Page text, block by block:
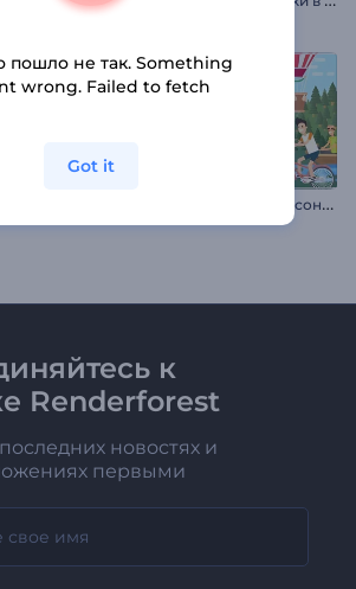
Н
абор: Приключения персонажа
к
Renderforest
новостях и
первыми
пошло не так. Something
wrong. Failed to fetch
Got it